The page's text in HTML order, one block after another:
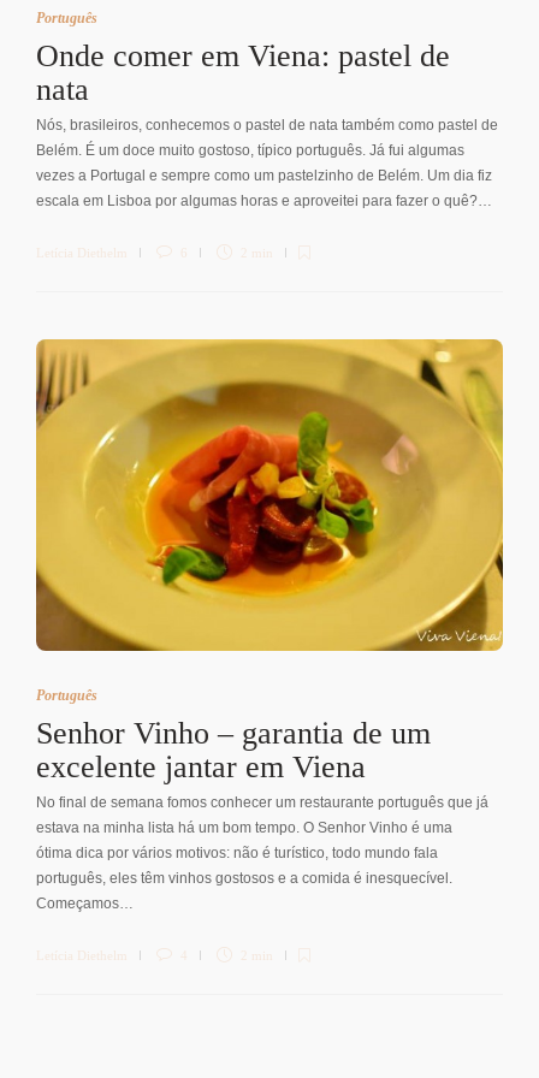
Português
Onde comer em Viena: pastel de
nata
Nós, brasileiros, conhecemos o pastel de nata também como pastel de
Belém. É um doce muito gostoso, típico português. Já fui algumas
vezes a Portugal e sempre como um pastelzinho de Belém. Um dia fiz
escala em Lisboa por algumas horas e aproveitei para fazer o quê?…
Letícia Diethelm 6 2 min
Português
Senhor Vinho – garantia de um
excelente jantar em Viena
No final de semana fomos conhecer um restaurante português que já
estava na minha lista há um bom tempo. O Senhor Vinho é uma
ótima dica por vários motivos: não é turístico, todo mundo fala
português, eles têm vinhos gostosos e a comida é inesquecível.
Começamos…
Letícia Diethelm 4 2 min